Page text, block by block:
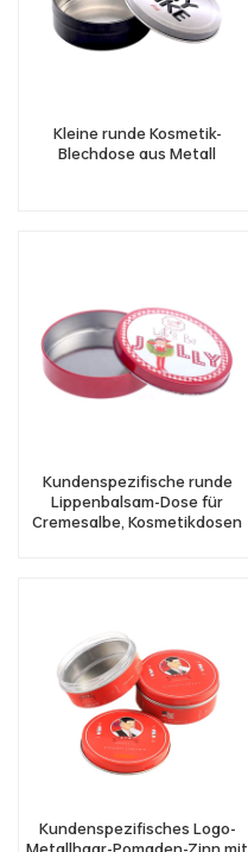
Kleine runde Kosmetik-
Blechdose aus Metall
Kundenspezifische runde
Lippenbalsam-Dose für
Cremesalbe, Kosmetikdosen
Kundenspezifisches Logo-